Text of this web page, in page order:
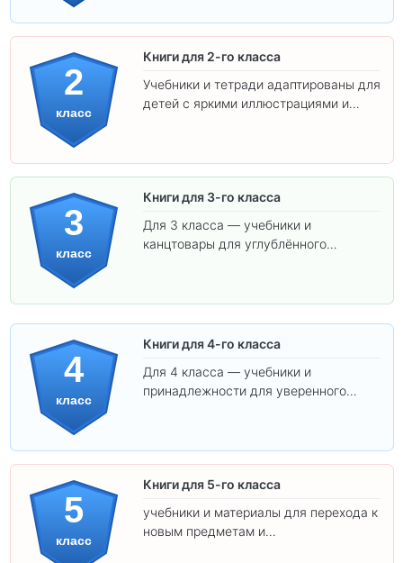
2
класс
Книги для 2-го класса
Учебники и тетради адаптированы для
детей с яркими иллюстрациями и
3
класс
Книги для 3-го класса
Для 3 класса — учебники и
канцтовары для углублённого
4
класс
Книги для 4-го класса
Для 4 класса — учебники и
принадлежности для уверенного
5
класс
Книги для 5-го класса
учебники и материалы для перехода к
новым предметам и